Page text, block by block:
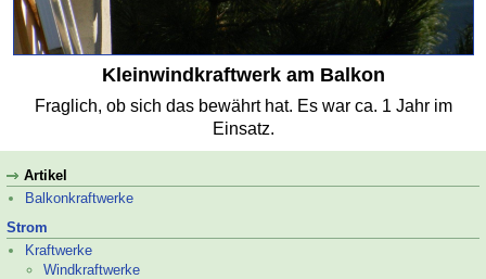
Kleinwindkraftwerk am Balkon
Fraglich, ob sich das bewährt hat. Es war ca. 1 Jahr im
Einsatz.
Artikel
Balkonkraftwerke
Strom
Kraftwerke
Windkraftwerke